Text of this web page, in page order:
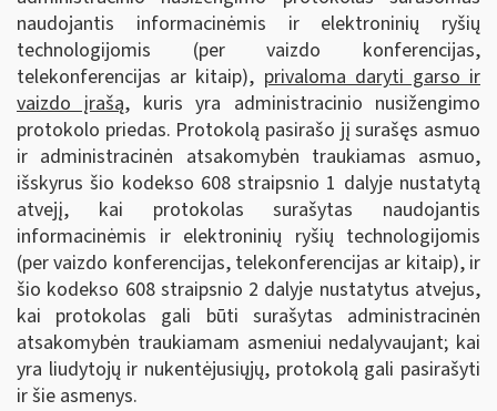
naudojantis informacinėmis ir elektroninių ryšių
technologijomis (per vaizdo konferencijas,
telekonferencijas ar kitaip), privaloma daryti garso ir
vaizdo įrašą, kuris yra administracinio nusižengimo
protokolo priedas. Protokolą pasirašo jį surašęs asmuo
ir administracinėn atsakomybėn traukiamas asmuo,
išskyrus šio kodekso 608 straipsnio 1 dalyje nustatytą
atvejį, kai protokolas surašytas naudojantis
informacinėmis ir elektroninių ryšių technologijomis
(per vaizdo konferencijas, telekonferencijas ar kitaip), ir
šio kodekso 608 straipsnio 2 dalyje nustatytus atvejus,
kai protokolas gali būti surašytas administracinėn
atsakomybėn traukiamam asmeniui nedalyvaujant; kai
yra liudytojų ir nukentėjusiųjų, protokolą gali pasirašyti
ir šie asmenys.